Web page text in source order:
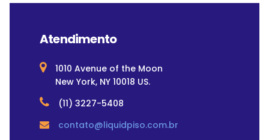
Atendimento
1010 Avenue of the Moon
New York, NY 10018 US.
(11) 3227-5408
contato@liquidpiso.com.br